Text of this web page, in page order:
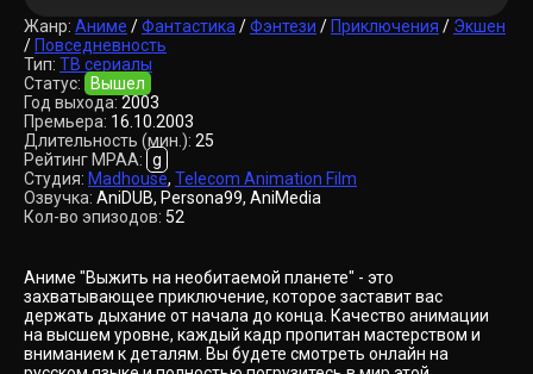
Жанр: Аниме /Фантастика /Фэнтези / Приключения / Экшен
/ Повседневность
Тип: ТВ сериалы
Статус:
Вышел
Год выхода: 2003
Премьера: 16.10.2003
Длительность (мин.): 25
Рейтинг MPAA: g
Студия: Madhouse, Telecom Animation Film
Озвучка: AniDUB, Persona99, AniMedia
Кол-во эпизодов: 52
Аниме "Выжить на необитаемой планете" - это
захватывающее приключение, которое заставит вас
держать дыхание от начала до конца. Качество анимации
на высшем уровне, каждый кадр пропитан мастерством и
вниманием к деталям. Вы будете смотреть онлайн на